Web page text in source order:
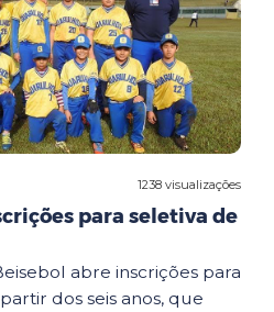
1238 visualizações
para seletiva de
abre inscrições para
dos seis anos, que